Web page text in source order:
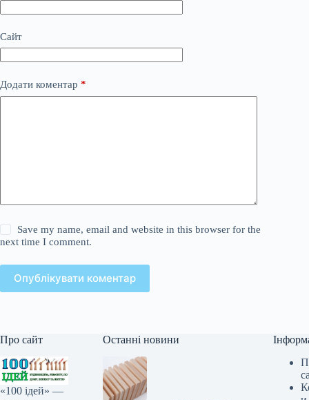
Сайт
Додати коментар *
Save my name, email and website in this browser for the
next time I comment.
Опублікувати коментар
Про сайт
«100 ідей» —
Останні новини